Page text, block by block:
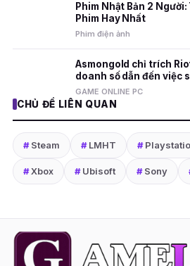
Phim Nhật Bản 2
Phim Hay Nhất
Phim điện ảnh
Asmongold chỉ trích
doanh số dẫn đến việc
GAME ONLINE PC
CHỦ ĐỀ LIÊN QUAN
#Steam #LMHT #
#Xbox #Ubisoft #Sony